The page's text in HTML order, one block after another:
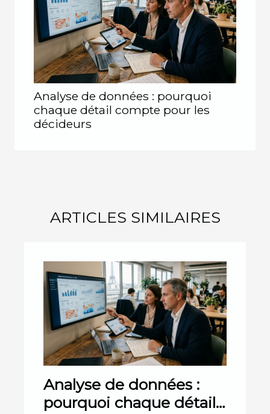
Analyse de données : pourquoi
chaque détail compte pour les
décideurs
ARTICLES SIMILAIRES
Analyse de données :
pourquoi chaque détail